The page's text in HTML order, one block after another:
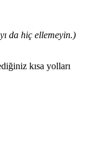
da hiç ellemeyin.)
kısa yolları